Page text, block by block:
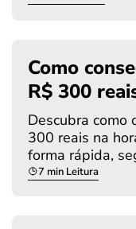
Como
R$ 300
Descubra como
300 reais na
forma rápida,
7 min Leitura